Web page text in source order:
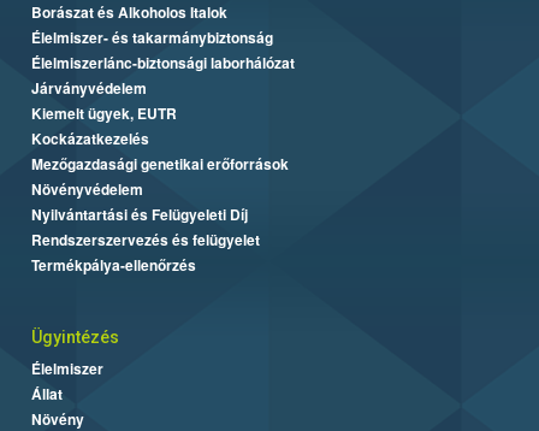
Borászat és Alkoholos Italok
Élelmiszer- és takarmánybiztonság
Élelmiszerlánc-biztonsági laborhálózat
Járványvédelem
Kiemelt ügyek, EUTR
Kockázatkezelés
Mezőgazdasági genetikai erőforrások
Növényvédelem
Nyilvántartási és Felügyeleti Díj
Rendszerszervezés és felügyelet
Termékpálya-ellenőrzés
Ügyintézés
Élelmiszer
Állat
Növény